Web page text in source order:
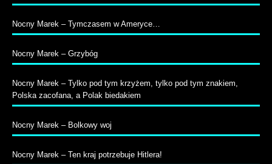
Nocny Marek – Tymczasem w Ameryce…
Nocny Marek – Grzybóg
Nocny Marek – Tylko pod tym krzyżem, tylko pod tym znakiem,
Polska zacofana, a Polak biedakiem
Nocny Marek – Bolkowy woj
Nocny Marek – Ten kraj potrzebuje Hitlera!